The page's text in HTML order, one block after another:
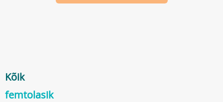
Kõik
femtolasik